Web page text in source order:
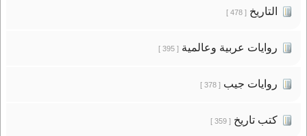
التاريخ[ 478 ]
روايات عربية وعالمية[ 395 ]
روايات جيب[ 378 ]
كتب تاريخ[ 359 ]